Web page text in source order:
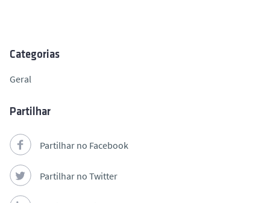
Categorias
Geral
Partilhar
Partilhar no Facebook
Partilhar no Twitter